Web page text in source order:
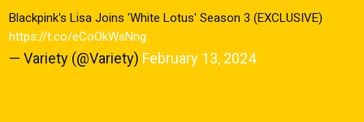
Blackpink's Lisa Joins 'White Lotus' Season 3 (EXCLUSIVE)
https://t.co/eCoOkWsNng
— Variety (@Variety) February 13, 2024